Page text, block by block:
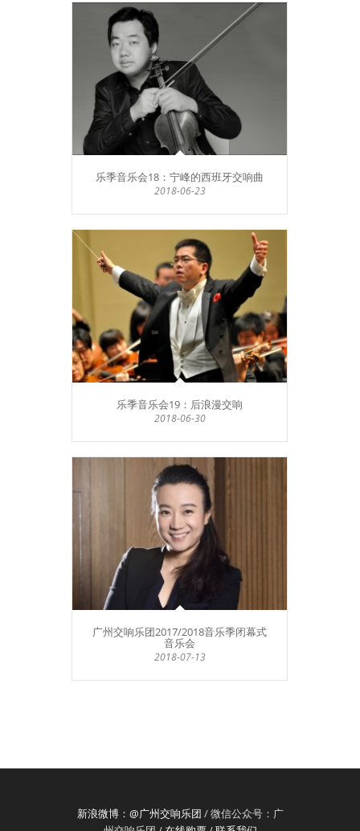
乐季音乐会18：宁峰的西班牙交响曲
2018-06-23
乐季音乐会19：后浪漫交响
2018-06-30
广州交响乐团2017/2018音乐季闭幕式
音乐会
2018-07-13
新浪微博：@广州交响乐团 / 微信公众号：广